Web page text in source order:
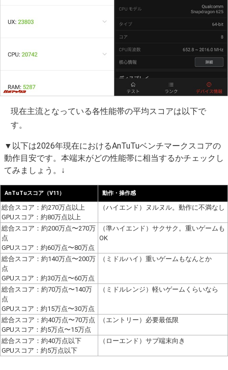
現在主流となっている各性能帯の平均スコアは以下で
す。
▼以下は2026年現在におけるAnTuTuベンチマークスコアの
動作目安です。本端末がどの性能帯に相当するかチェックし
てみましょう。↓
AnTuTuスコア（V11） 動作・操作感
総合スコア：約270万点以上
GPUスコア：約80万点以上
（ハイエンド）ヌルヌル。動作に不満なし
総合スコア：約200万点〜270万
点
GPUスコア：約60万点〜80万点
（準ハイエンド）サクサク。重いゲームも
OK
総合スコア：約140万点〜200万
点
GPUスコア：約30万点〜60万点
（ミドルハイ）重いゲームもなんとか
総合スコア：約70万点〜140万
点
GPUスコア：約15万点〜30万点
（ミドルレンジ）軽いゲームくらいなら
総合スコア：約40万点〜70万点
GPUスコア：約5万点〜15万点
（エントリー）必要最低限
総合スコア：約40万点以下
GPUスコア：約5万点以下
（ローエンド）サブ端末向き